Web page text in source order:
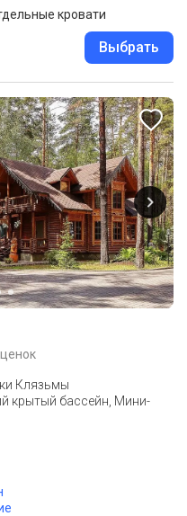
кровати
Выбрать
Клязьмы
крытый бассейн, Мини-